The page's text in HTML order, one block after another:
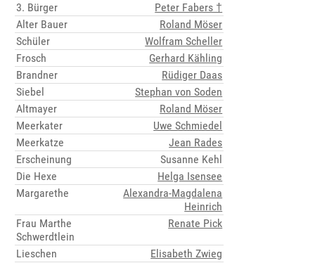
3. Bürger
Peter Fabers †
Alter Bauer
Roland Möser
Schüler
Wolfram Scheller
Frosch
Gerhard Kähling
Brandner
Rüdiger Daas
Siebel
Stephan von Soden
Altmayer
Roland Möser
Meerkater
Uwe Schmiedel
Meerkatze
Jean Rades
Erscheinung
Susanne Kehl
Die Hexe
Helga Isensee
Margarethe
Alexandra-Magdalena
Heinrich
Frau Marthe
Schwerdtlein
Renate Pick
Lieschen
Elisabeth Zwieg